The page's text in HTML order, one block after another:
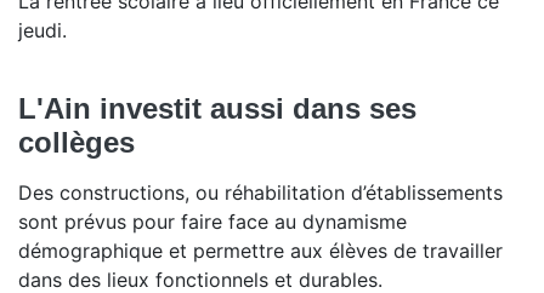
jeudi.
L'Ain investit aussi dans ses
collèges
Des constructions, ou réhabilitation d’établissements
sont prévus pour faire face au dynamisme
démographique et permettre aux élèves de travailler
dans des lieux fonctionnels et durables.